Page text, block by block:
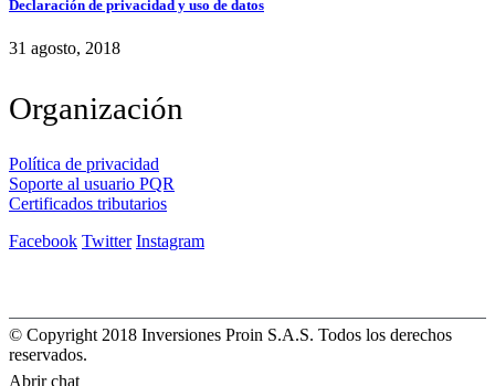
Declaración de privacidad y uso de datos
31 agosto, 2018
Organización
Política de privacidad
Soporte al usuario PQR
Certificados tributarios
Facebook Twitter Instagram
© Copyright 2018 Inversiones Proin S.A.S. Todos los derechos
reservados.
Abrir chat